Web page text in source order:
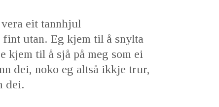
eit tannhjul
utan. Eg kjem til å snylta
kjem til å sjå på meg som ei
dei, noko eg altså ikkje trur,
dei.